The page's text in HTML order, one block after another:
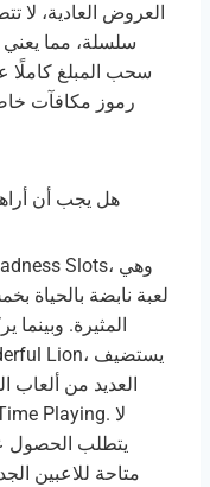
العروض العادية،
سحب المبلغ كاملًا
رموز مكافآت
هل يجب أن
يتطلب الحصول
متاحة للاعبين